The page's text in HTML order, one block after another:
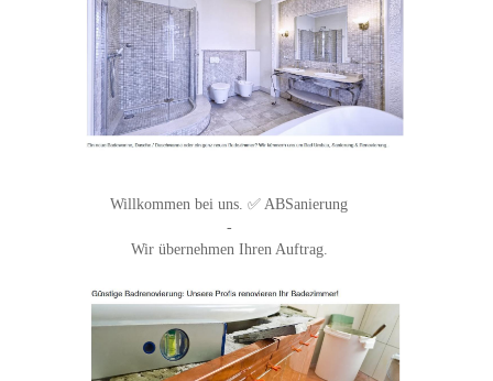
Willkommen bei uns. ✅ ABSanierung
-
Wir übernehmen Ihren Auftrag.